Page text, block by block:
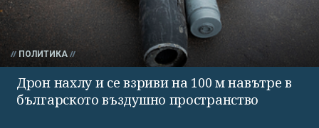
ПОЛИТИКА
Дрон нахлу и се взриви на 100 м навътре в
българското въздушно пространство